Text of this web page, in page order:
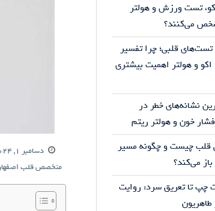
دسامبر 1, 2024
متخصص قلب
تست ورزش و هولتر
می‌کنند؟
تست‌های قلبی؛ چرا تفسیر
و هولتر اهمیت بیشتری
نشانه‌های خطر در
خون و هولتر ریتم
قلب چیست و چگونه مسیر
می‌کند؟
چپ تا تعریق سرد: روایت
طاهریون